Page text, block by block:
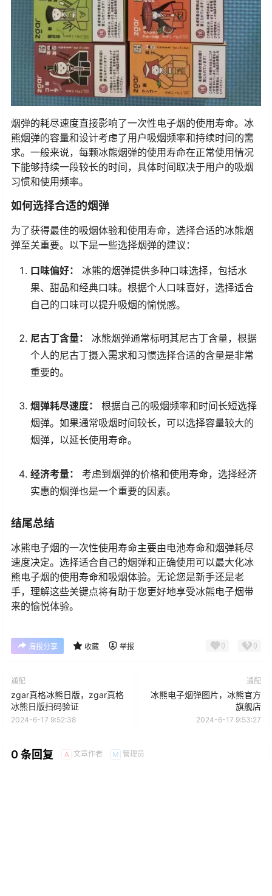
烟弹的耗尽速度直接影响了一次性电子烟的使用寿命。冰
熊烟弹的容量和设计考虑了用户吸烟频率和持续时间的需
求。一般来说，每颗冰熊烟弹的使用寿命在正常使用情况
下能够持续一段较长的时间，具体时间取决于用户的吸烟
习惯和使用频率。
如何选择合适的烟弹
为了获得最佳的吸烟体验和使用寿命，选择合适的冰熊烟
弹至关重要。以下是一些选择烟弹的建议：
口味偏好：
冰熊的烟弹提供多种口味选择，包括水
果、甜品和经典口味。根据个人口味喜好，选择适合
自己的口味可以提升吸烟的愉悦感。
尼古丁含量：
冰熊烟弹通常标明其尼古丁含量，根据
个人的尼古丁摄入需求和习惯选择合适的含量是非常
重要的。
烟弹耗尽速度：
根据自己的吸烟频率和时间长短选择
烟弹。如果通常吸烟时间较长，可以选择容量较大的
烟弹，以延长使用寿命。
经济考量：
考虑到烟弹的价格和使用寿命，选择经济
实惠的烟弹也是一个重要的因素。
结尾总结
冰熊电子烟的一次性使用寿命主要由电池寿命和烟弹耗尽
速度决定。选择适合自己的烟弹和正确使用可以最大化冰
熊电子烟的使用寿命和吸烟体验。无论您是新手还是老
手，理解这些关键点将有助于您更好地享受冰熊电子烟带
来的愉悦体验。
海报分享 收藏 举报 0 0
通配
zgar真格冰熊日版，zgar真格
冰熊日版扫码验证
2024-6-17 9:52:38
通配
冰熊电子烟弹图片，冰熊官方
旗舰店
2024-6-17 9:53:27
0 条回复 A 文章作者 M 管理员